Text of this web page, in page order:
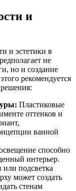
и
и эстетики в
не
но и создание
рекомендуется
Пластиковые
оттенков и
ванной
способно
интерьер.
подсветка
может создать
стенам